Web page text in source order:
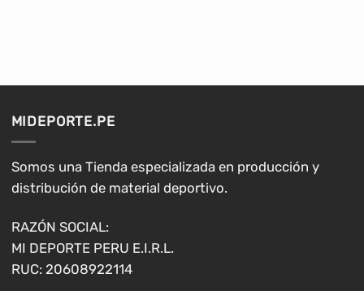
se
pueden
elegir
en
página
de
producto
elegir
en
MIDEPORTE.PE
Somos una Tienda especializada en producción y
distribución de material deportivo.
RAZÓN SOCIAL:
MI DEPORTE PERU E.I.R.L.
RUC: 20608922114